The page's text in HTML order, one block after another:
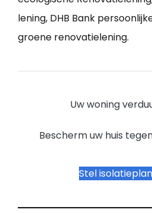
lening, DHB Bank
groene renovatielening.
Uw woning
Bescherm uw huis
Stel